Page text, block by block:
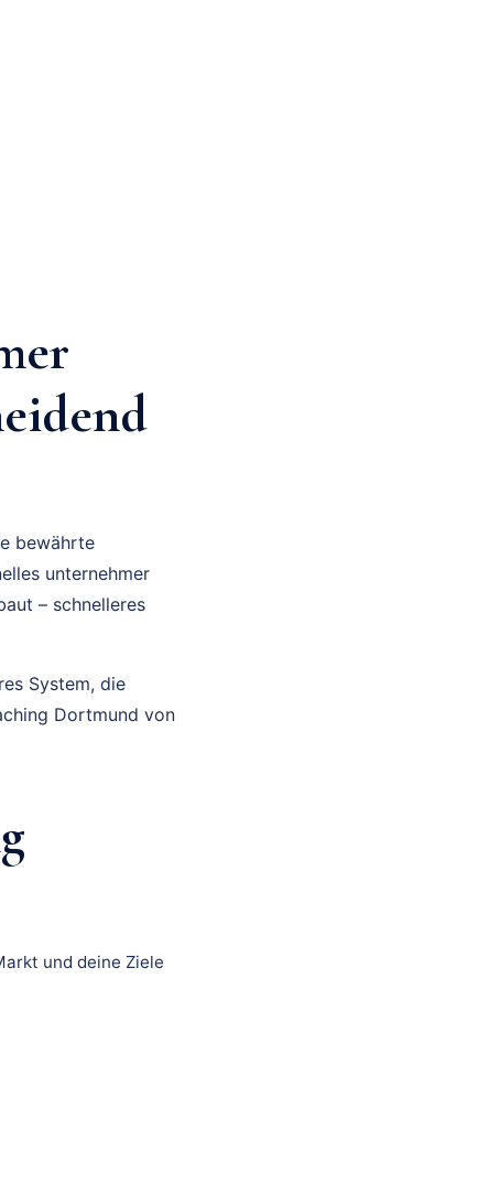
bewährte
unternehmer
– schnelleres
System, die
Dortmund von
und deine Ziele